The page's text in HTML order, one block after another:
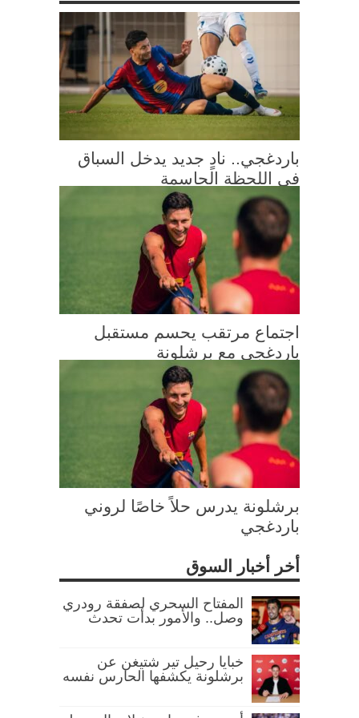
باردغجي.. نادٍ جديد يدخل السباق
في اللحظة الحاسمة
اجتماع مرتقب يحسم مستقبل
باردغجي مع برشلونة
برشلونة يدرس حلاً خاصًا لروني
باردغجي
أخر أخبار السوق
المفتاح السحري لصفقة رودري
وصل.. والأمور بدأت تحدث
خبايا رحيل تير شتيغن عن
برشلونة يكشفها الحارس نفسه